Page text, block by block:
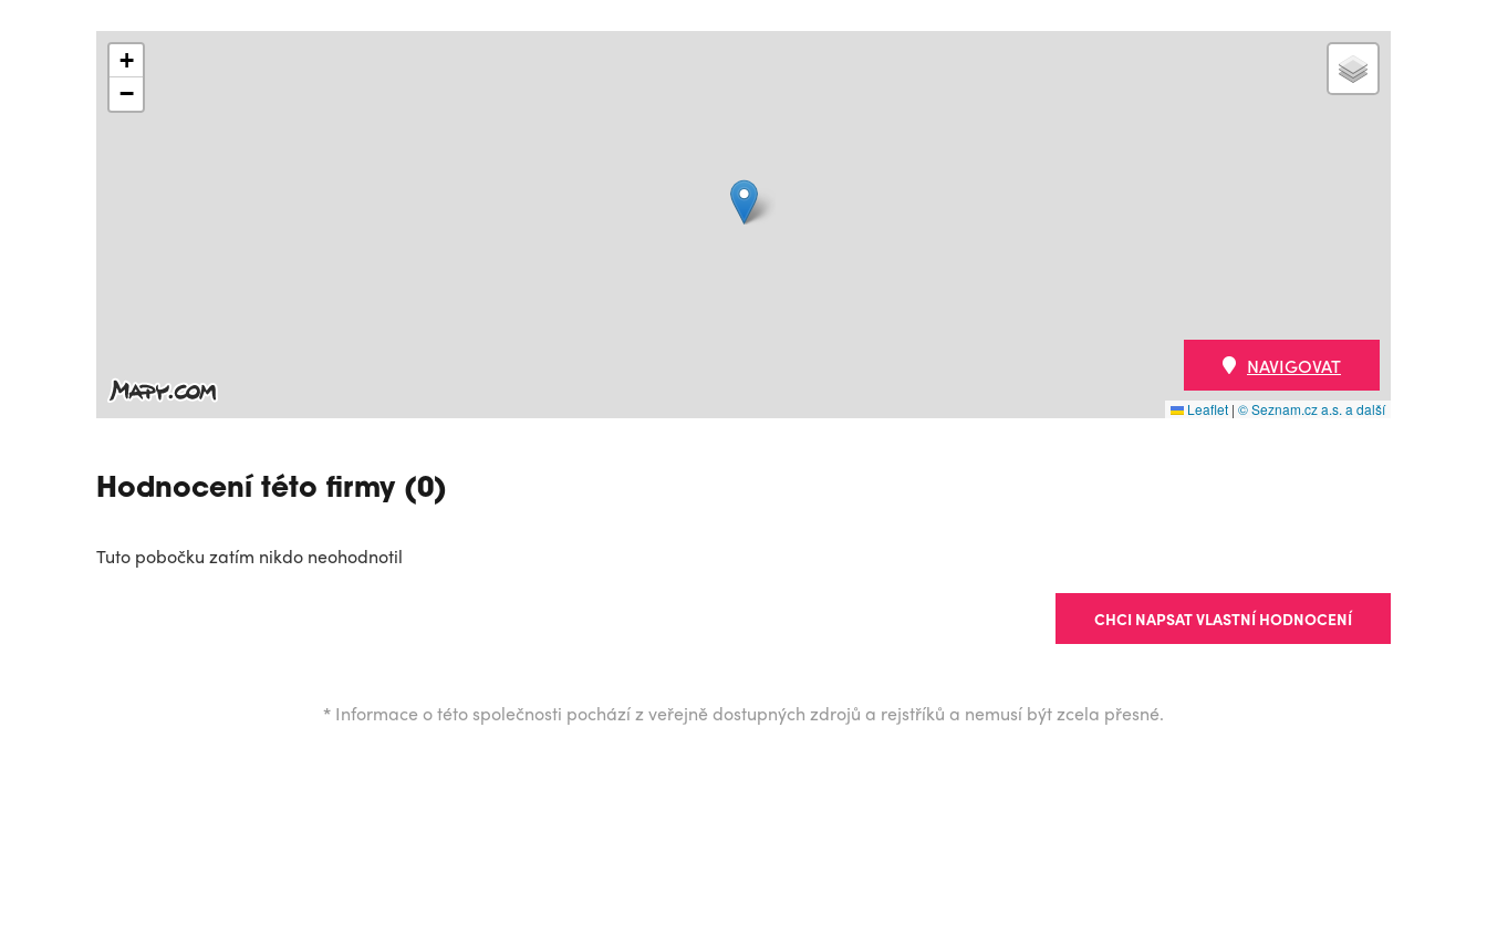
+
−
Leaflet | © Seznam.cz a.s. a další
NAVIGOVAT
Hodnocení této firmy (0)
Tuto pobočku zatím nikdo neohodnotil
CHCI NAPSAT VLASTNÍ HODNOCENÍ
* Informace o této společnosti pochází z veřejně dostupných zdrojů a rejstříků a nemusí být zcela přesné.